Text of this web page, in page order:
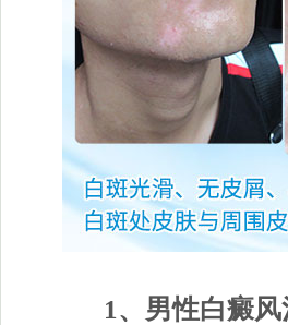
1、男性白癜风